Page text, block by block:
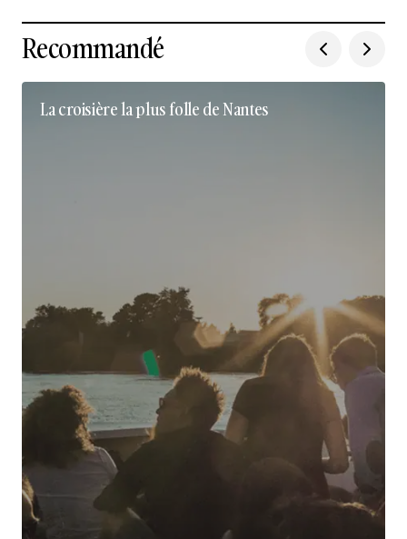
Recommandé
La croisière la plus folle de Nantes